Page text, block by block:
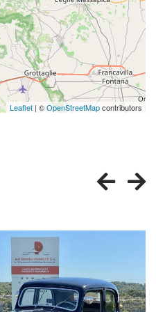
Leaflet | ©OpenStreetMapcontributors